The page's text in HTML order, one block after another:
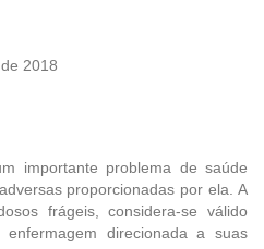
2018
importante problema de saúde
proporcionadas por ela. A
frágeis, considera-se válido
direcionada a suas